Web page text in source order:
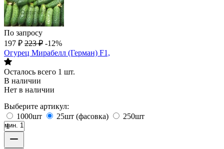
По запросу
197 ₽ 223 ₽ -12%
Огурец Мирабелл (Герман) F1,
Осталось всего 1 шт.
В наличии
Нет в наличии
Выберите артикул:
1000шт
25шт (фасовка) 250шт
мин. 1